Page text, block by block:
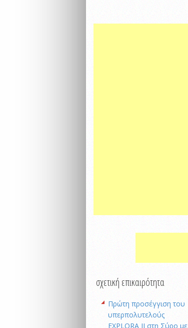
σχετική επικαιρότητα
Πρώτη προσέγγιση του
υπερπολυτελούς
EXPLORA II στη Σύρο με